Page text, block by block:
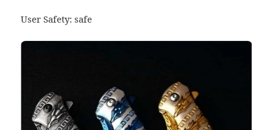
User Safety: safe